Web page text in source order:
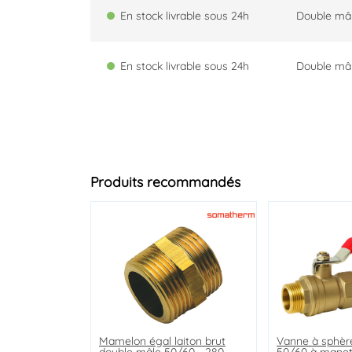
En stock livrable sous 24h Double
En stock livrable sous 24h Double
Produits recommandés
Mamelon égal laiton brut Vanne à
Té égal cuivre à souder triple Coude cuivre
Siphon machine à laver Coude cuivre